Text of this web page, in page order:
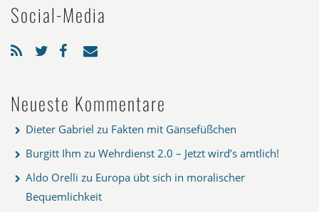
Social-Media
Neueste Kommentare
Dieter Gabriel zu Fakten mit Gänsefüßchen
Burgitt Ihm zu Wehrdienst 2.0 – Jetzt wird’s amtlich!
Aldo Orelli zu Europa übt sich in moralischer
Bequemlichkeit